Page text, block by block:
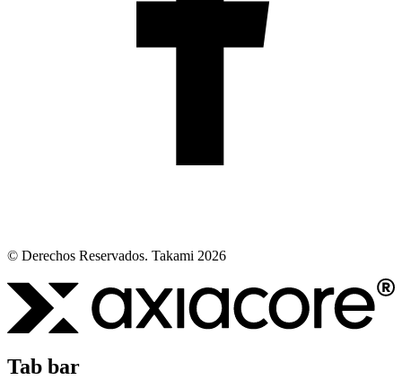
© Derechos Reservados. Takami 2026
Tab bar